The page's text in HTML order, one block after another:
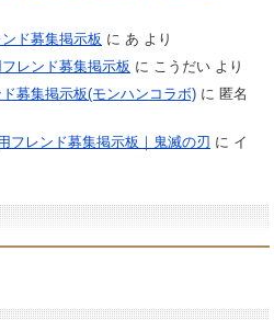
ド募集掲示板 に あ より
レンド募集掲示板 に こうだいより
募集掲示板(モンハンコラボ)に 匿名
フレンド募集掲示板｜鬼滅の刃 に イ